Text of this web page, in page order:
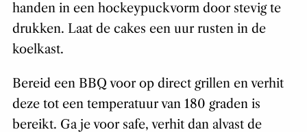
handen in een hockeypuckvorm door stevig te
drukken. Laat de cakes een uur rusten in de
koelkast.
Bereid een BBQ voor op direct grillen en verhit
deze tot een temperatuur van 180 graden is
bereikt. Ga je voor safe, verhit dan alvast de